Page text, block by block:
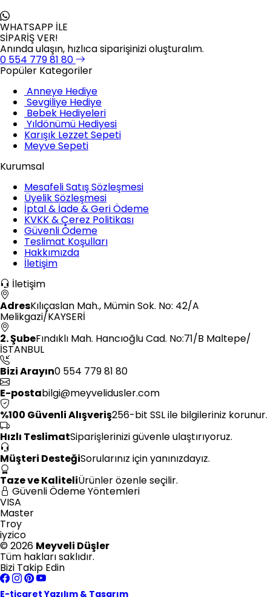
WHATSAPP İLE
SİPARİŞ VER!
Anında ulaşın, hızlıca siparişinizi oluşturalım.
0 554 779 81 80
Popüler Kategoriler
Anneye Hediye
Sevgiliye Hediye
Bebek Hediyeleri
Yıldönümü Hediyesi
Karışık Lezzet Sepeti
Meyve Sepeti
Kurumsal
Mesafeli Satış Sözleşmesi
Üyelik Sözleşmesi
İptal & İade & Geri Ödeme
KVKK & Çerez Politikası
Güvenli Ödeme
Teslimat Koşulları
Hakkımızda
İletişim
İletişim
AdresKılıçaslan Mah., Mümin Sok. No: 42/A
Melikgazi/KAYSERİ
2. ŞubeFındıklı Mah. Hancıoğlu Cad. No:71/B Maltepe/
İSTANBUL
Bizi Arayın0 554 779 81 80
E-postabilgi@meyvelidusler.com
%100 Güvenli Alışveriş256-bit SSL ile bilgileriniz korunur.
Hızlı TeslimatSiparişlerinizi güvenle ulaştırıyoruz.
Müşteri DesteğiSorularınız için yanınızdayız.
Taze ve KaliteliÜrünler özenle seçilir.
Güvenli Ödeme Yöntemleri
VISA
Master
Troy
iyzico
© 2026 Meyveli Düşler
Tüm hakları saklıdır.
Bizi Takip Edin
E-ticaret Yazılım & Tasarım